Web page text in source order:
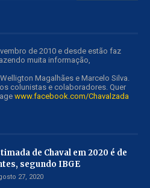
de 2010 e desde estão faz
muita informação,
Magalhães e Marcelo Silva.
colunistas e colaboradores. Quer
www.facebook.com/Chavalzada
de Chaval em 2020 é de
segundo IBGE
27, 2020